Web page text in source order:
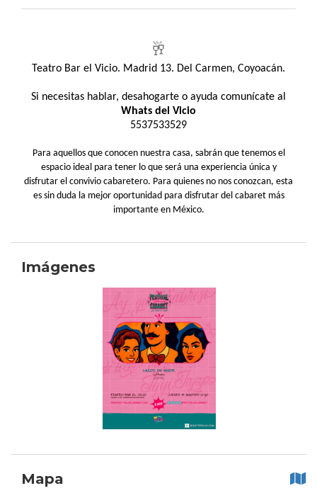
🥂
Teatro Bar el Vicio. Madrid 13. Del Carmen, Coyoacán.
Si necesitas hablar, desahogarte o ayuda comunícate al
Whats del Vicio
5537533529
Para aquellos que conocen nuestra casa, sabrán que tenemos el
espacio ideal para tener lo que será una experiencia única y
disfrutar el convivio cabaretero. Para quienes no nos conozcan, esta
es sin duda la mejor oportunidad para disfrutar del cabaret más
importante en México.
Imágenes
Mapa